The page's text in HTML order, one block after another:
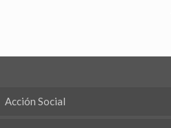
Acción Social